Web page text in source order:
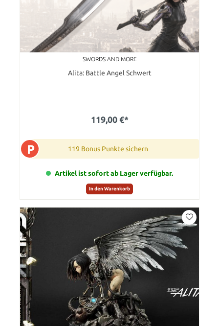
SWORDS AND MORE
Alita: Battle Angel Schwert
119,00 €*
P 119 Bonus Punkte sichern
Artikel ist sofort ab Lager verfügbar.
In den Warenkorb